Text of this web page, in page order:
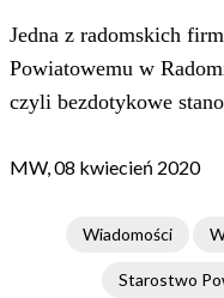
Jedna z radomskich
Powiatowemu w
czyli bezdotykowe
MW, 08 kwiecień 2020
Wiadomości
Starostwo